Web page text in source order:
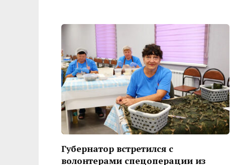
Губернатор встретился с
волонтерами спецоперации из